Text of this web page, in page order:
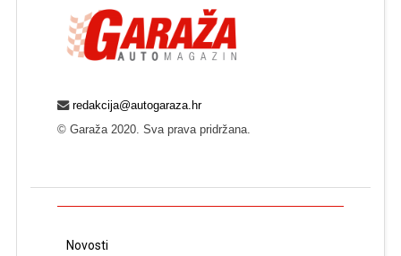
redakcija@autogaraza.hr
© Garaža 2020. Sva prava pridržana.
Novosti